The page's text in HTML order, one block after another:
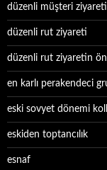
düzenli müşteri ziyareti
düzenli rut ziyareti
düzenli rut ziyaretin
en karlı perakendeci
eski sovyet dönemi
eskiden toptancılık
esnaf